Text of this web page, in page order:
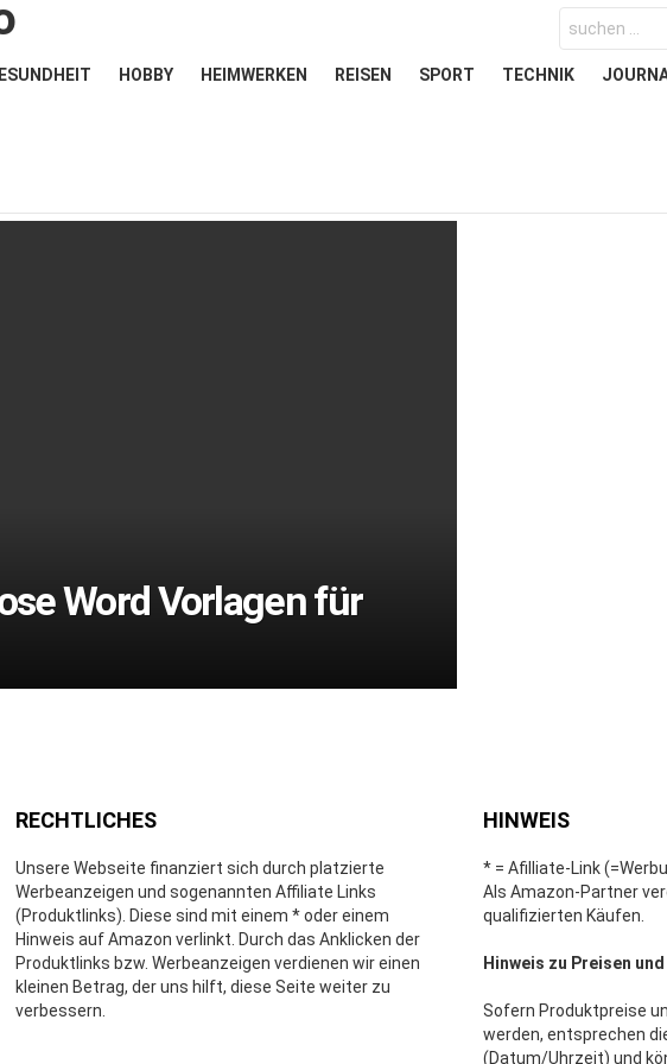
for:
HOBBY HEIMWERKEN REISEN SPORT TECHNIK
Word Vorlagen für
RECHTLICHES
Unsere Webseite finanziert sich durch platzierte
Werbeanzeigen und sogenannten Affiliate Links
(Produktlinks). Diese sind mit einem * oder einem
Hinweis auf Amazon verlinkt. Durch das Anklicken der
Produktlinks bzw. Werbeanzeigen verdienen wir einen
kleinen Betrag, der uns hilft, diese Seite weiter zu
verbessern.
HINWEIS
* = Afilliate-Link
Als Amazon-Partner
qualifizierten Käufen.
Hinweis zu Preisen
Sofern Produktpreise
werden, entsprechen
(Datum/Uhrzeit) und